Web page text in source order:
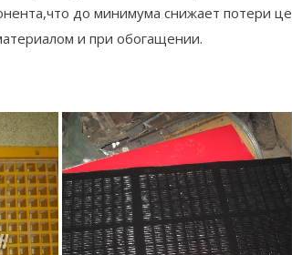
до минимума снижает потери
и при обогащении.